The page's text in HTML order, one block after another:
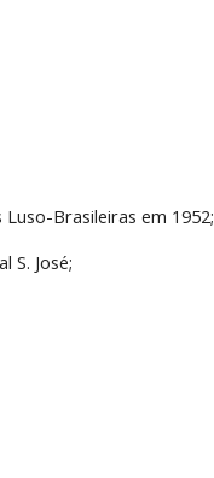
Brasileiras em 1952;
S. José;